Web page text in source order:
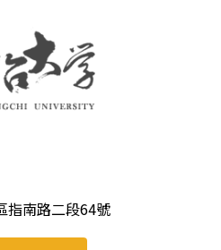
指南路二段64號